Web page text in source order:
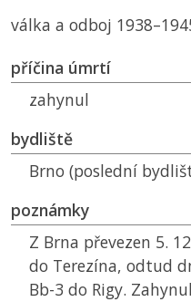
válka a odboj
příčina úmrtí
zahynul
bydliště
Brno (poslední
poznámky
Z Brna převezen 5.
do Terezína, odtud
Bb-3 do Rigy.